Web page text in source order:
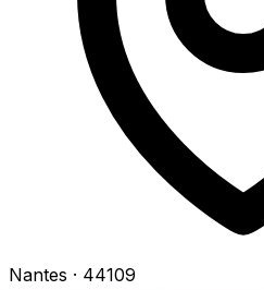
Nantes · 44109